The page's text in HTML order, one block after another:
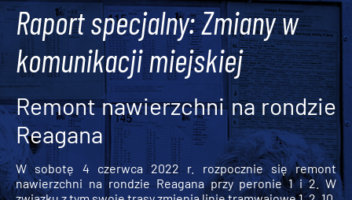
Raport specjalny: Zmiany w
komunikacji miejskiej
Remont nawierzchni na rondzie
Reagana
W sobotę 4 czerwca 2022 r. rozpocznie się remont
nawierzchni na rondzie Reagana przy peronie 1 i 2. W